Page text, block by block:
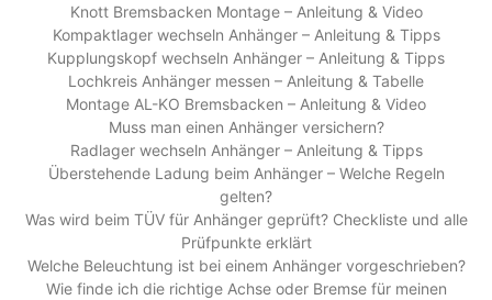
Knott Bremsbacken Montage – Anleitung & Video
Kompaktlager wechseln Anhänger – Anleitung & Tipps
Kupplungskopf wechseln Anhänger – Anleitung & Tipps
Lochkreis Anhänger messen – Anleitung & Tabelle
Montage AL-KO Bremsbacken – Anleitung & Video
Muss man einen Anhänger versichern?
Radlager wechseln Anhänger – Anleitung & Tipps
Überstehende Ladung beim Anhänger – Welche Regeln
gelten?
Was wird beim TÜV für Anhänger geprüft? Checkliste und alle
Prüfpunkte erklärt
Welche Beleuchtung ist bei einem Anhänger vorgeschrieben?
Wie finde ich die richtige Achse oder Bremse für meinen